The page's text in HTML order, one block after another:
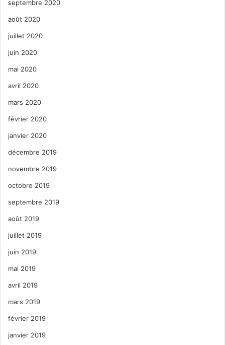
septembre 2020
août 2020
juillet 2020
juin 2020
mai 2020
avril 2020
mars 2020
février 2020
janvier 2020
décembre 2019
novembre 2019
octobre 2019
septembre 2019
août 2019
juillet 2019
juin 2019
mai 2019
avril 2019
mars 2019
février 2019
janvier 2019